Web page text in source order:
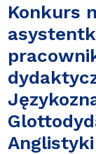
Konkurs